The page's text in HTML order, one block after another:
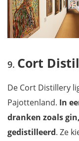
Cort
De Cort Distillery
Pajottenland. In
dranken zoals
gedistilleerd. Ze